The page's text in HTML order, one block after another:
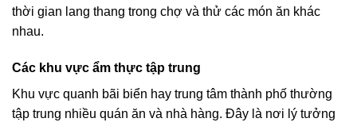
thời gian lang thang trong chợ và thử các món ăn khác
nhau.
Các khu vực ẩm thực tập trung
Khu vực quanh bãi biển hay trung tâm thành phố thường
tập trung nhiều quán ăn và nhà hàng. Đây là nơi lý tưởng